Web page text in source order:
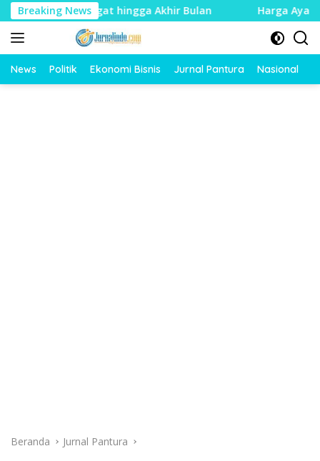
Langsung
ke
konten
Breaking News
Tenggat hingga Akhir Bulan Harga Ayam Dan
News Politik Ekonomi Bisnis Jurnal Pantura Nasional
Beranda Jurnal Pantura